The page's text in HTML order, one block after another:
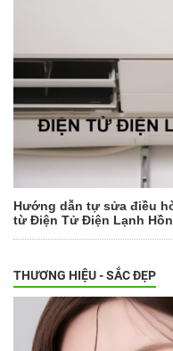
Hướng dẫn tự sửa điều
từ Điện Tử Điện Lạnh
THƯƠNG HIỆU - SẮC ĐẸP